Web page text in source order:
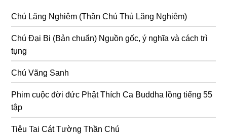
Chú Lăng Nghiêm (Thần Chú Thủ Lăng Nghiêm)
Chú Đại Bi (Bản chuẩn) Nguồn gốc, ý nghĩa và cách trì
tụng
Chú Vãng Sanh
Phim cuộc đời đức Phật Thích Ca Buddha lồng tiếng 55
tập
Tiêu Tai Cát Tường Thần Chú